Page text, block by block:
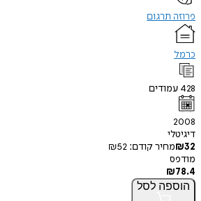
פרוזה תרגום
כרמל
428 עמודים
2008
דיגיטלי
₪32 מחיר קודם: ₪52
מודפס
₪78.4
הוספה לסל